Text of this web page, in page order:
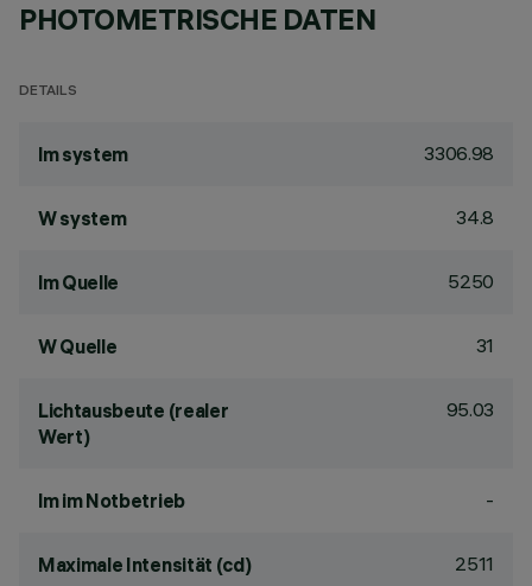
PHOTOMETRISCHE DATEN
DETAILS
lm system 3306.98
W system 34.8
lm Quelle 5250
W Quelle 31
Lichtausbeute (realer
Wert)
95.03
lm im Notbetrieb -
Maximale Intensität (cd) 2511